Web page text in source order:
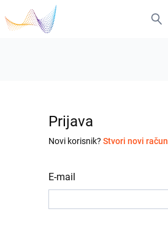
Prijava
Novi korisnik? Stvori novi račun
E-mail